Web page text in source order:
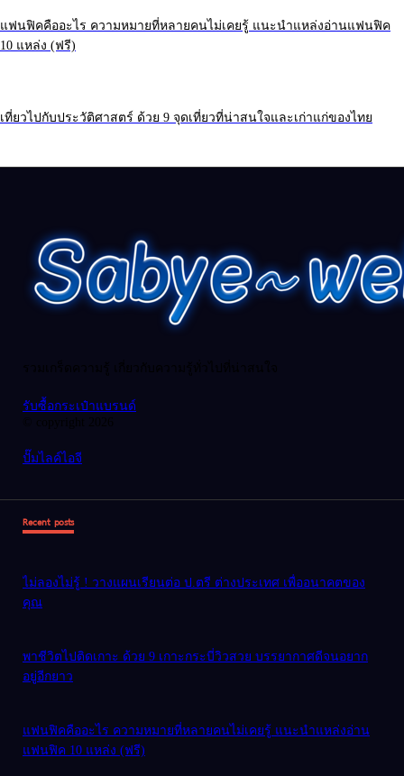
แฟนฟิคคืออะไร ความหมายที่หลายคนไม่เคยรู้ แนะนำแหล่งอ่านแฟนฟิค
10 แหล่ง (ฟรี)
เที่ยวไปกับประวัติศาสตร์ ด้วย 9 จุดเที่ยวที่น่าสนใจและเก่าแก่ของไทย
รับซื้อกระเป๋าแบรนด์
ปั๊มไลค์ไอจี
Recent posts
ไม่ลองไม่รู้ ! วางแผนเรียนต่อ ป.ตรี ต่างประเทศ เพื่ออนาคตของ
คุณ
พาชีวิตไปติดเกาะ ด้วย 9 เกาะกระบี่วิวสวย บรรยากาศดีจนอยาก
อยู่อีกยาว
แฟนฟิคคืออะไร ความหมายที่หลายคนไม่เคยรู้ แนะนำแหล่งอ่าน
แฟนฟิค 10 แหล่ง (ฟรี)